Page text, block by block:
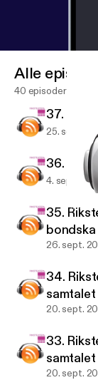
Alle episoder
40 episoder
37.
25. sept.
36.
4. sept.
35.
26. sept.
34.
samtalet
20. sept.
33.
samtalet
20. sept.